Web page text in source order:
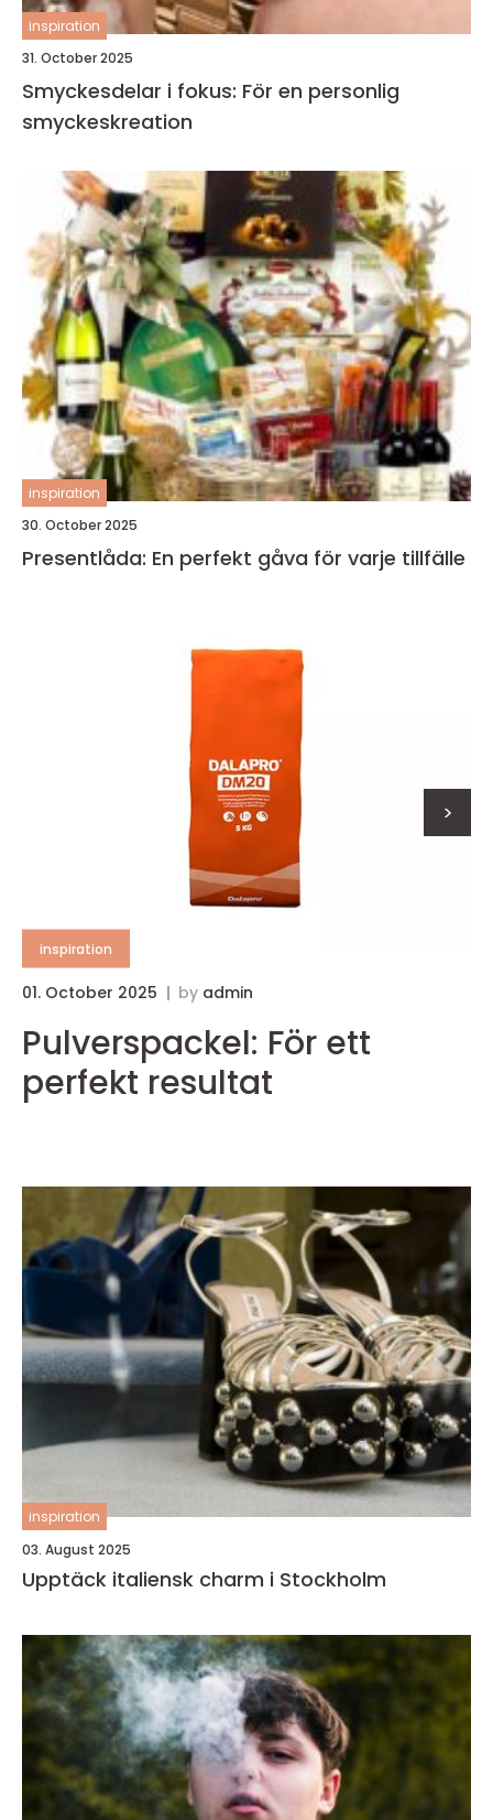
inspiration
31. October 2025
Smyckesdelar i fokus: För en personlig
smyckeskreation
inspiration
30. October 2025
Presentlåda: En perfekt gåva för varje tillfälle
inspiration
01. October 2025 by admin
Pulverspackel: För ett
perfekt resultat
>
inspiration
03. August 2025
Upptäck italiensk charm i Stockholm